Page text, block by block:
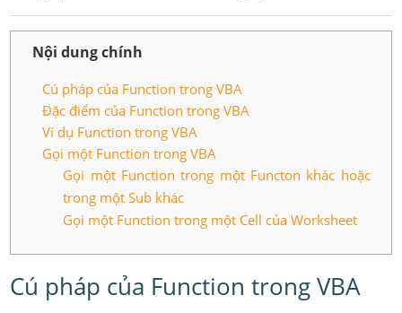
Nội dung chính
Cú pháp của Function trong VBA
Đặc điểm của Function trong VBA
Ví dụ Function trong VBA
Gọi một Function trong VBA
Gọi một Function trong một Functon khác hoặc
trong một Sub khác
Gọi một Function trong một Cell của Worksheet
Cú pháp của Function trong VBA